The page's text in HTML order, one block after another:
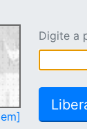
Digite a